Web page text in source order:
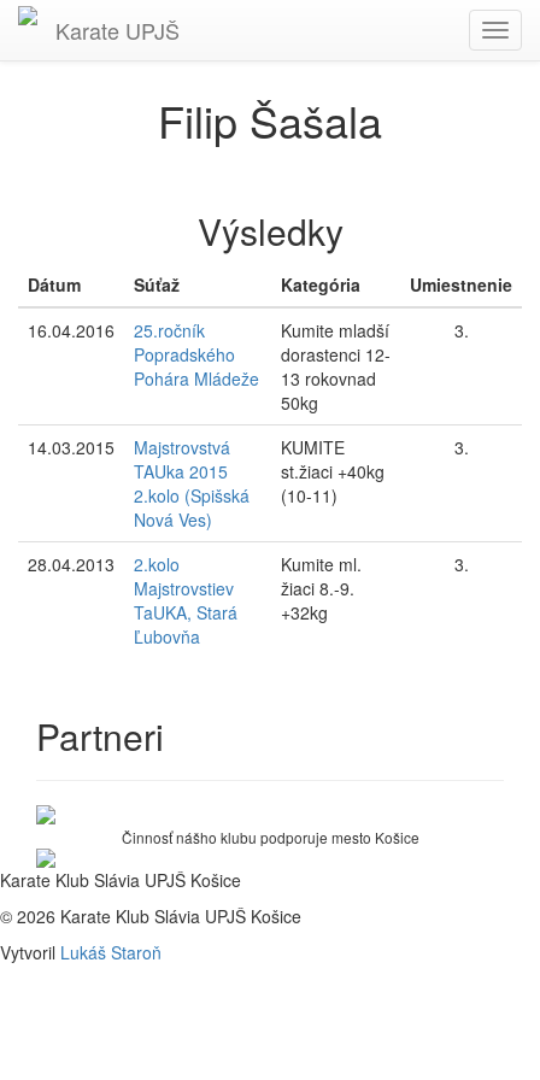
Karate UPJŠ
Filip Šašala
Výsledky
Dátum Súťaž Kategória
Umiestnenie
16.04.2016
25.ročník
Popradského
Pohára Mládeže
Kumite mladší
dorastenci 12-
13 rokovnad
50kg
3.
14.03.2015
Majstrovstvá
TAUka 2015
2.kolo (Spišská
Nová Ves)
KUMITE
st.žiaci +40kg
(10-11)
3.
28.04.2013
2.kolo
Majstrovstiev
TaUKA, Stará
Ľubovňa
Kumite ml.
žiaci 8.-9.
+32kg
3.
Partneri
Činnosť nášho klubu podporuje mesto Košice
Karate Klub Slávia UPJŠ Košice
© 2026 Karate Klub Slávia UPJŠ Košice
Vytvoril Lukáš Staroň